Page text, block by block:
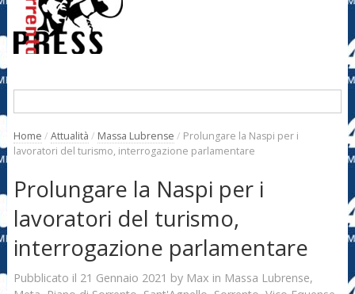
Home / Attualità / Massa Lubrense / Prolungare la Naspi per i
lavoratori del turismo, interrogazione parlamentare
Prolungare la Naspi per i
lavoratori del turismo,
interrogazione parlamentare
Pubblicato il 21 Gennaio 2021 by Max in Massa Lubrense,